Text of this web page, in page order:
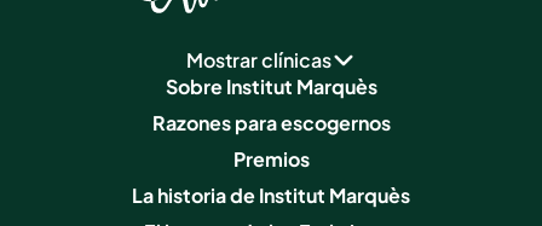
Mostrar clínicas
Sobre Institut Marquès
Razones para escogernos
Premios
La historia de Institut Marquès